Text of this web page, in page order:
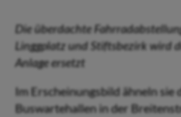
Die überdachte
Linggplatz und Stiftsbezirk wird
Anlage ersetzt
Im Erscheinungsbild ähneln sie
Buswartehallen in der